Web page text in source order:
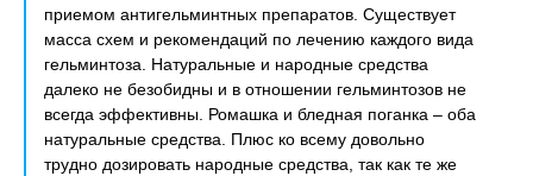
приемом антигельминтных препаратов. Существует
масса схем и рекомендаций по лечению каждого вида
гельминтоза. Натуральные и народные средства
далеко не безобидны и в отношении гельминтозов не
всегда эффективны. Ромашка и бледная поганка – оба
натуральные средства. Плюс ко всему довольно
трудно дозировать народные средства, так как те же